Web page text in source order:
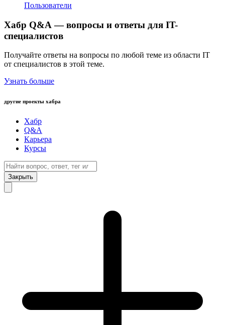
Пользователи
Хабр Q&A — вопросы и ответы для IT-
специалистов
Получайте ответы на вопросы по любой теме из области IT
от специалистов в этой теме.
Узнать больше
другие проекты хабра
Хабр
Q&A
Карьера
Курсы
Закрыть